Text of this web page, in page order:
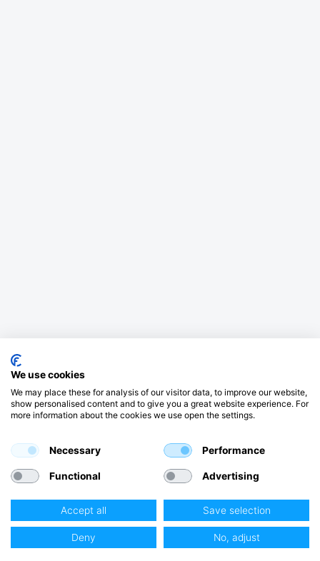
We use cookies
We may place these for analysis of our visitor data, to improve our website,
show personalised content and to give you a great website experience. For
more information about the cookies we use open the settings.
Necessary Performance
Functional Advertising
Accept all Save selection
Deny No, adjust